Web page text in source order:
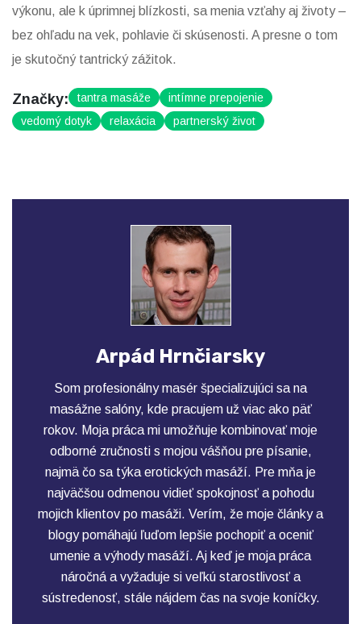
výkonu, ale k úprimnej blízkosti, sa menia vzťahy aj životy –
bez ohľadu na vek, pohlavie či skúsenosti. A presne o tom
je skutočný tantrický zážitok.
Značky: tantra masáže
intímne prepojenie
vedomý dotyk
relaxácia partnerský život
Arpád Hrnčiarsky
Som profesionálny masér špecializujúci sa na
masážne salóny, kde pracujem už viac ako päť
rokov. Moja práca mi umožňuje kombinovať moje
odborné zručnosti s mojou vášňou pre písanie,
najmä čo sa týka erotických masáží. Pre mňa je
najväčšou odmenou vidieť spokojnosť a pohodu
mojich klientov po masáži. Verím, že moje články a
blogy pomáhajú ľuďom lepšie pochopiť a oceniť
umenie a výhody masáží. Aj keď je moja práca
náročná a vyžaduje si veľkú starostlivosť a
sústredenosť, stále nájdem čas na svoje koníčky.